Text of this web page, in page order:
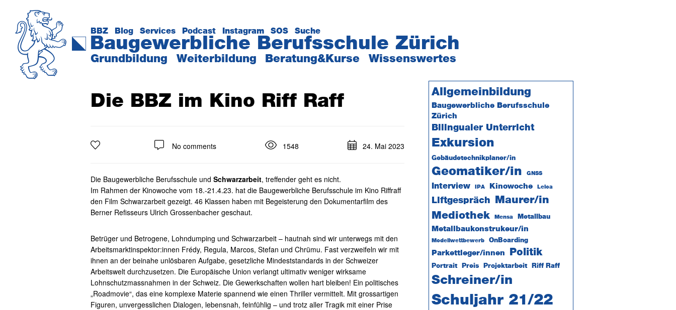
Hauptnavigation
springen
Inhalt
springen
Seitenspalte
springen
BBZ Blog Services Podcast Instagram SOS Suche
Baugewerbliche Berufsschule Zürich
Grundbildung Weiterbildung Beratung&Kurse Wissenswertes
Die BBZ im Kino Riff Raff
No comments 1548 24. Mai 2023
Die Baugewerbliche Berufsschule und Schwarzarbeit, treffender geht es nicht.
Im Rahmen der Kinowoche vom 18.-21.4.23. hat die Baugewerbliche Berufsschule im Kino Riffraff
den Film Schwarzarbeit gezeigt. 46 Klassen haben mit Begeisterung den Dokumentarfilm des
Berner Refisseurs Ulrich Grossenbacher geschaut.
Betrüger und Betrogene, Lohndumping und Schwarzarbeit – hautnah sind wir unterwegs mit den
Arbeitsmarktinspektor:innen Frédy, Regula, Marcos, Stefan und Chrümu. Fast verzweifeln wir mit
ihnen an der beinahe unlösbaren Aufgabe, gesetzliche Mindeststandards in der Schweizer
Arbeitswelt durchzusetzen. Die Europäische Union verlangt ultimativ weniger wirksame
Lohnschutzmassnahmen in der Schweiz. Die Gewerkschaften wollen hart bleiben! Ein politisches
„Roadmovie“, das eine komplexe Materie spannend wie einen Thriller vermittelt. Mit grossartigen
Figuren, unvergesslichen Dialogen, lebensnah, feinfühlig – und trotz aller Tragik mit einer Prise
Seitenspalte
Allgemeinbildung
Baugewerbliche Berufsschule
Zürich
Bilingualer Unterricht
Exkursion
Gebäudetechnikplaner/in
Geomatiker/in GNSS
Interview IPA Kinowoche Leica
Liftgespräch
Maurer/in
Mediothek
Mensa Metallbau
Metallbaukonstrukeur/in
Modellwettbewerb OnBoarding
Parkettleger/innen Politik
Portrait Preis Projektarbeit Riff Raff
Schreiner/in
Schuljahr 21/22